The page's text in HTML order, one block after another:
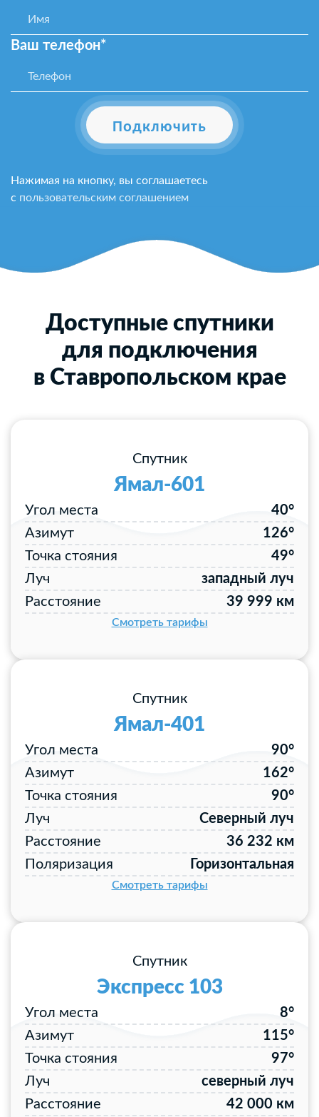
Ваш телефон*
Подключить
Нажимая на кнопку, вы соглашаетесь
с пользовательским соглашением
Доступные спутники
для подключения
в Ставропольском крае
Спутник
Ямал-601
Угол места
40°
Азимут
126°
Точка стояния
49°
Луч
западный луч
Расстояние
39 999 км
Смотреть тарифы
Спутник
Ямал-401
Угол места
90°
Азимут
162°
Точка стояния
90°
Луч
Северный луч
Расстояние
36 232 км
Поляризация
Горизонтальная
Смотреть тарифы
Спутник
Экспресс 103
Угол места
8°
Азимут
115°
Точка стояния
97°
Луч
северный луч
Расстояние
42 000 км